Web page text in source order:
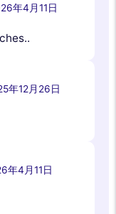
年4月11日
年12月26日
年4月11日